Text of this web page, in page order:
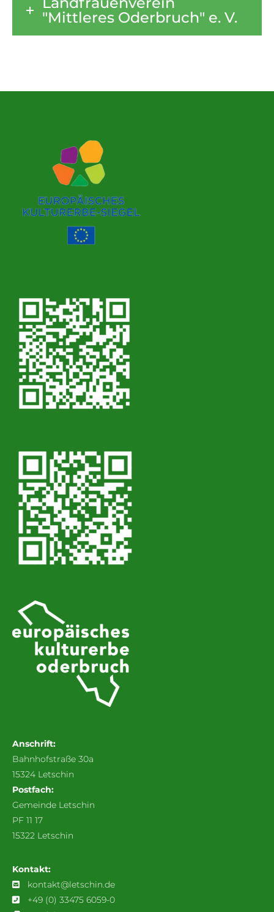
"Mittleres Oderbruch" e. V.
Anschrift:
Bahnhofstraße 30a
15324 Letschin
Postfach:
Gemeinde Letschin
PF 11 17
15322 Letschin
Kontakt:
kontakt@letschin.de
+49 (0) 33475 6059-0